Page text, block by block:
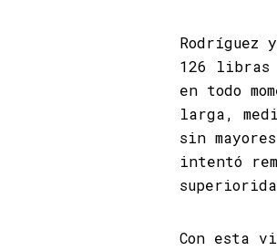
Rodríguez
126 libras
en todo
larga,
sin
intentó
Con esta